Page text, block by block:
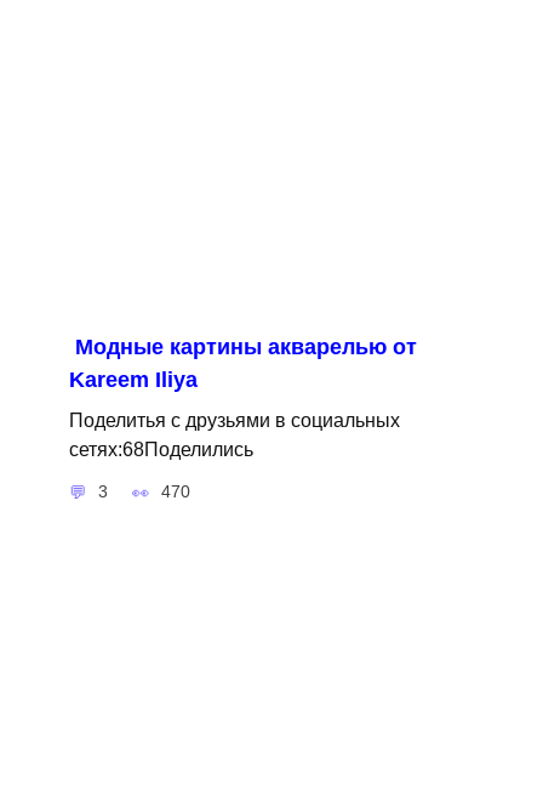
Модные картины акварелью от
Kareem Iliya
Поделитья с друзьями в социальных
сетях:68Поделились
3 470